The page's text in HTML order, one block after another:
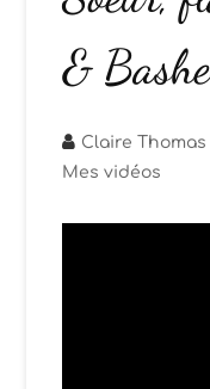
&
Claire Thomas
Mes vidéos